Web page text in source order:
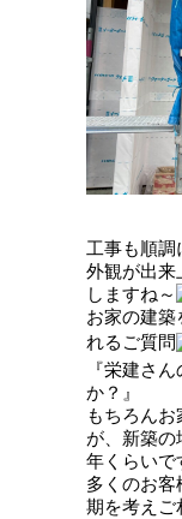
工事も順調
外観が出来
しますね～
お家の建築
れるご質問
『栄建さ
か？』
もちろん
が、新築の
年くらいで
多くのお客
期を考えご